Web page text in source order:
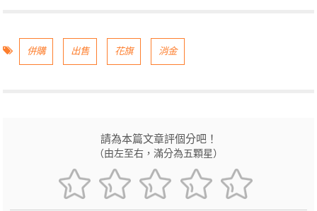
併購 出售 花旗 消金
請為本篇文章評個分吧！
（由左至右，滿分為五顆星）